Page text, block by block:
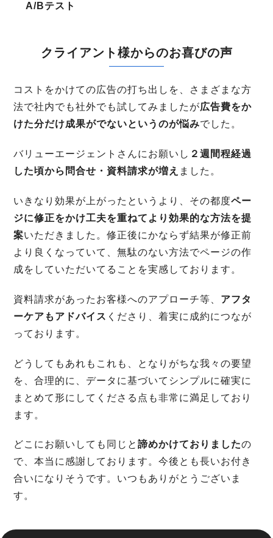
A/Bテスト
クライアント様からのお喜びの声
コストをかけての広告の打ち出しを、さまざまな方
法で社内でも社外でも試してみましたが広告費をか
けた分だけ成果がでないというのが悩みでした。
バリューエージェントさんにお願いし ２週間程経過
した頃から問合せ・資料請求が増え ました。
いきなり効果が上がったというより、その都度ペー
ジに修正をかけ工夫を重ねてより効果的な方法を提
案いただきました。修正後にかならず結果が修正前
より良くなっていて、無駄のない方法でページの作
成をしていただいてることを実感しております。
資料請求があったお客様へのアプローチ等、 アフタ
ーケアもアドバイス くださり、着実に成約につなが
っております。
どうしてもあれもこれも、となりがちな我々の要望
を、合理的に、データに基づいてシンプルに確実に
まとめて形にしてくださる点も非常に満足しており
ます。
どこにお願いしても同じと諦めかけておりましたの
で、本当に感謝しております。今後とも長いお付き
合いになりそうです。いつもありがとうございま
す。